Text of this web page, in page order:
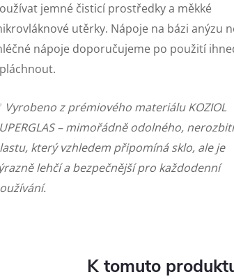
jemné čisticí prostředky a měkké
utěrky. Nápoje na bázi anýzu
nápoje doporučujeme po použití
Vyrobeno z prémiového materiálu KOZIOL
– mimořádně odolného,
který vzhledem připomíná sklo, ale je
lehčí a bezpečnější pro každodenní
K tomuto